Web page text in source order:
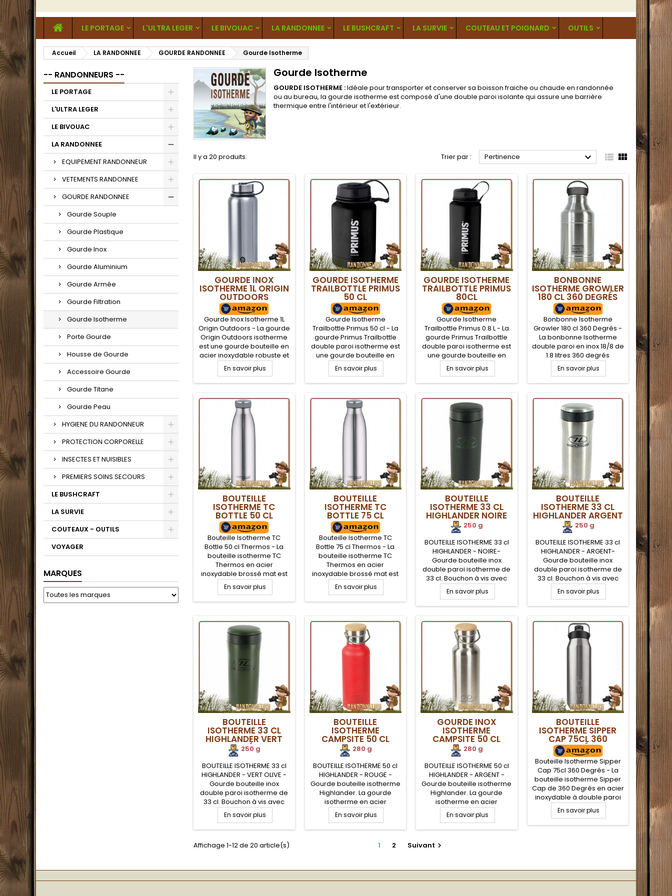
LE PORTAGE L'ULTRA LEGER LE BIVOUAC LA RANDONNEE LE BUSHCRAFT LA SURVIE COUTEAU ET POIGNARD OUTILS
Accueil LA RANDONNEE GOURDE RANDONNEE Gourde Isotherme
-- RANDONNEURS --
LE PORTAGE
L'ULTRA LEGER
LE BIVOUAC
LA RANDONNEE
EQUIPEMENT RANDONNEUR
VETEMENTS RANDONNEE
GOURDE RANDONNEE
Gourde Souple
Gourde Plastique
Gourde Inox
Gourde Aluminium
Gourde Armée
Gourde Filtration
Gourde Isotherme
Porte Gourde
Housse de Gourde
Accessoire Gourde
Gourde Titane
Gourde Peau
HYGIENE DU RANDONNEUR
PROTECTION CORPORELLE
INSECTES ET NUISIBLES
PREMIERS SOINS SECOURS
LE BUSHCRAFT
LA SURVIE
COUTEAUX - OUTILS
VOYAGER
MARQUES
Gourde Isotherme
GOURDE ISOTHERME :Idéale pour transporter et conserver sa boisson fraiche ou chaude en randonnée
ou au bureau, la gourde isotherme est composé d'une double paroi isolante qui assure une barrière
thermique entre l'intérieur et l'extérieur.
Il y a 20 produits. Trier par : Pertinence   
GOURDE INOX
ISOTHERME 1L ORIGIN
OUTDOORS
Gourde Inox Isotherme 1L
Origin Outdoors - La gourde
Origin Outdoors isotherme
est une gourde bouteille en
acier inoxydable robuste et
sans vernis conçue en acier
inoxydable 18/10 de haute
qualité à effet anti
randonnée Inox comporte
une large ouverture avec
un bouchon inox ou bien
sport fourni.
En savoir plus
GOURDE ISOTHERME
TRAILBOTTLE PRIMUS
50 CL
Gourde Isotherme
Trailbottle Primus 50 cl - La
gourde Primus Trailbottle
double paroi isotherme est
une gourde bouteille en
acier inoxydable robuste et
sans vernis intérieur conçue
en acier inoxydable 18/8 de
bactérien. Cette gourde
randonnée Inox comporte
une large ouverture avec
un bouchon inox ou bien
sport fourni. Longue...
En savoir plus
GOURDE ISOTHERME
TRAILBOTTLE PRIMUS
80CL
Gourde Isotherme
Trailbottle Primus 0.8 L - La
gourde Primus Trailbottle
double paroi isotherme est
une gourde bouteille en
acier inoxydable robuste et
sans vernis intérieur conçue
en acier inoxydable 18/8 de
bactérien. Cette gourde
randonnée Inox comporte
une large ouverture avec
un bouchon inox ou bien
sport fourni. Longue...
En savoir plus
BONBONNE
ISOTHERME GROWLER
180 CL 360 DEGRÉS
Bonbonne Isotherme
Growler 180 cl 360 Degrés -
La bonbonne Isotherme
double paroi en inox 18/8 de
1.8 litres 360 degrés
possède une large
ouverture avec un bouchon
à vis facilitant le
nettoyage. Robuste et
durable cette gourde
grande capacité est idéale
pour un usage en
randonnée pour conserver
une boisson chaude
En savoir plus
BOUTEILLE
ISOTHERME TC
BOTTLE 50 CL
THERMOS
Bouteille Isotherme TC
Bottle 50 cl Thermos - La
bouteille isotherme TC
Thermos en acier
inoxydable brossé mat est
particulièrement robuste,
absolument étanche et
facile à nettoyer. Garde
jusqu'à 12 heures et froide
jusqu'à 24 heures. La
bouteille est incassable et
100% étanche, même avec
des boissons gazeuses et
passe au...
En savoir plus
BOUTEILLE
ISOTHERME TC
BOTTLE 75 CL
THERMOS
Bouteille Isotherme TC
Bottle 75 cl Thermos - La
bouteille isotherme TC
Thermos en acier
inoxydable brossé mat est
particulièrement robuste,
absolument étanche et
facile à nettoyer. Garde
jusqu'à 12 heures et froide
jusqu'à 24 heures. La
bouteille est incassable et
100% étanche, même avec
des boissons gazeuses et
passe au...
En savoir plus
BOUTEILLE
ISOTHERME 33 CL
HIGHLANDER NOIRE
250 g
BOUTEILLE ISOTHERME 33 cl
HIGHLANDER - NOIRE-
Gourde bouteille inox
double paroi isotherme de
33 cl. Bouchon à vis avec
joint d'étanchéité. Cette
gourde bouteille inox
isotherme bénéficie d'une
d'intégrer à l'intérieur, une
boisson chaude ou froide,
ou une soupe
En savoir plus
BOUTEILLE
ISOTHERME 33 CL
HIGHLANDER ARGENT
250 g
BOUTEILLE ISOTHERME 33 cl
HIGHLANDER - ARGENT-
Gourde bouteille inox
double paroi isotherme de
33 cl. Bouchon à vis avec
joint d'étanchéité. Cette
gourde bouteille inox
isotherme bénéficie d'une
d'intégrer à l'intérieur, une
boisson chaude ou froide,
ou une soupe
En savoir plus
BOUTEILLE
ISOTHERME 33 CL
HIGHLANDER VERT
ARMÉE
250 g
BOUTEILLE ISOTHERME 33 cl
HIGHLANDER - VERT OLIVE -
Gourde bouteille inox
double paroi isotherme de
33 cl. Bouchon à vis avec
joint d'étanchéité. Cette
gourde bouteille inox
isotherme bénéficie d'une
d'intégrer à l'intérieur, une
En savoir plus
BOUTEILLE
ISOTHERME
CAMPSITE 50 CL
HIGHLANDER ROUGE
280 g
BOUTEILLE ISOTHERME 50 cl
HIGHLANDER - ROUGE -
Gourde bouteille isotherme
Highlander. La gourde
isotherme en acier
inoxydable double paroi
pour conserver une boisson
chaude pendant 6h00 et
24h00. Etanchéité
remplissage et nettoyage
En savoir plus
GOURDE INOX
ISOTHERME
CAMPSITE 50 CL
HIGHLANDER ARGENT
280 g
BOUTEILLE ISOTHERME 50 cl
HIGHLANDER - ARGENT -
Gourde bouteille isotherme
Highlander. La gourde
isotherme en acier
inoxydable double paroi
pour conserver une boisson
chaude pendant 6h00 et
24h00. Etanchéité
remplissage et nettoyage
En savoir plus
BOUTEILLE
ISOTHERME SIPPER
CAP 75CL 360
DEGRÉS
Bouteille Isotherme Sipper
Cap 75cl 360 Degrés - La
bouteille isotherme Sipper
Cap de 360 Degrés en acier
inoxydable à double paroi
empêche autant la
formation de condensation
à l'extérieur de la gourde,
d'ouverture, un petit et un
En savoir plus
Affichage 1-12 de 20 article(s) 1 2 Suivant 